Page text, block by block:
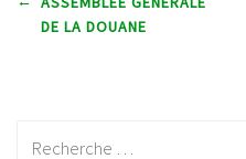
Post
DE LA DOUANE